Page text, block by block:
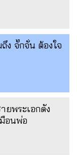
ง จั๊กจั่น ต้องใจ
พระเอกดัง
อนพ่อ